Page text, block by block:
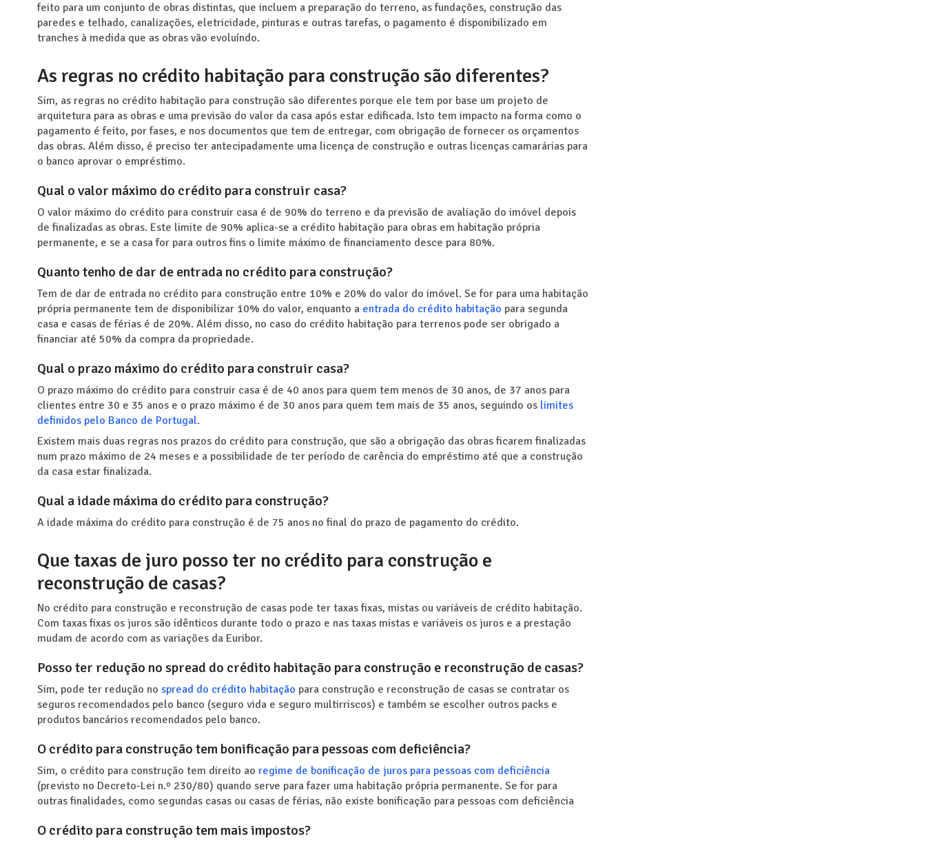
feito para um conjunto de obras distintas, que incluem a preparação do terreno, as fundações, construção das
paredes e telhado, canalizações, eletricidade, pinturas e outras tarefas, o pagamento é disponibilizado em
tranches à medida que as obras vão evoluíndo.
As regras no crédito habitação para construção são diferentes?
Sim, as regras no crédito habitação para construção são diferentes porque ele tem por base um projeto de
arquitetura para as obras e uma previsão do valor da casa após estar edificada. Isto tem impacto na forma como o
pagamento é feito, por fases, e nos documentos que tem de entregar, com obrigação de fornecer os orçamentos
das obras. Além disso, é preciso ter antecipadamente uma licença de construção e outras licenças camarárias para
o banco aprovar o empréstimo.
Qual o valor máximo do crédito para construir casa?
O valor máximo do crédito para construir casa é de 90% do terreno e da previsão de avaliação do imóvel depois
de finalizadas as obras. Este limite de 90% aplica-se a crédito habitação para obras em habitação própria
permanente, e se a casa for para outros fins o limite máximo de financiamento desce para 80%.
Quanto tenho de dar de entrada no crédito para construção?
Tem de dar de entrada no crédito para construção entre 10% e 20% do valor do imóvel. Se for para uma habitação
própria permanente tem de disponibilizar 10% do valor, enquanto a entrada do crédito habitação para segunda
casa e casas de férias é de 20%. Além disso, no caso do crédito habitação para terrenos pode ser obrigado a
financiar até 50% da compra da propriedade.
Qual o prazo máximo do crédito para construir casa?
O prazo máximo do crédito para construir casa é de 40 anos para quem tem menos de 30 anos, de 37 anos para
clientes entre 30 e 35 anos e o prazo máximo é de 30 anos para quem tem mais de 35 anos, seguindo os limites
definidos pelo Banco de Portugal.
Existem mais duas regras nos prazos do crédito para construção, que são a obrigação das obras ficarem finalizadas
num prazo máximo de 24 meses e a possibilidade de ter período de carência do empréstimo até que a construção
da casa estar finalizada.
Qual a idade máxima do crédito para construção?
A idade máxima do crédito para construção é de 75 anos no final do prazo de pagamento do crédito.
Que taxas de juro posso ter no crédito para construção e
reconstrução de casas?
No crédito para construção e reconstrução de casas pode ter taxas fixas, mistas ou variáveis de crédito habitação.
Com taxas fixas os juros são idênticos durante todo o prazo e nas taxas mistas e variáveis os juros e a prestação
mudam de acordo com as variações da Euribor.
Posso ter redução no spread do crédito habitação para construção e reconstrução de casas?
Sim, pode ter redução no spread do crédito habitação para construção e reconstrução de casas se contratar os
seguros recomendados pelo banco (seguro vida e seguro multirriscos) e também se escolher outros packs e
produtos bancários recomendados pelo banco.
O crédito para construção tem bonificação para pessoas com deficiência?
Sim, o crédito para construção tem direito ao regime de bonificação de juros para pessoas com deficiência
(previsto no Decreto-Lei n.º 230/80) quando serve para fazer uma habitação própria permanente. Se for para
outras finalidades, como segundas casas ou casas de férias, não existe bonificação para pessoas com deficiência
O crédito para construção tem mais impostos?